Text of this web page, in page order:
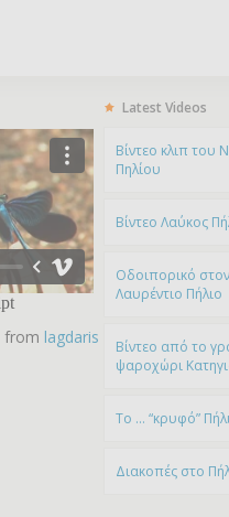
from lagdaris
Latest Videos
Bίντεο κλιπ του
Πηλίου
Βίντεο Λαύκος
Οδοιπορικό
Λαυρέντιο Πήλιο
Βίντεο από το
ψαροχώρι
To … “κρυφό”
Διακοπές στο